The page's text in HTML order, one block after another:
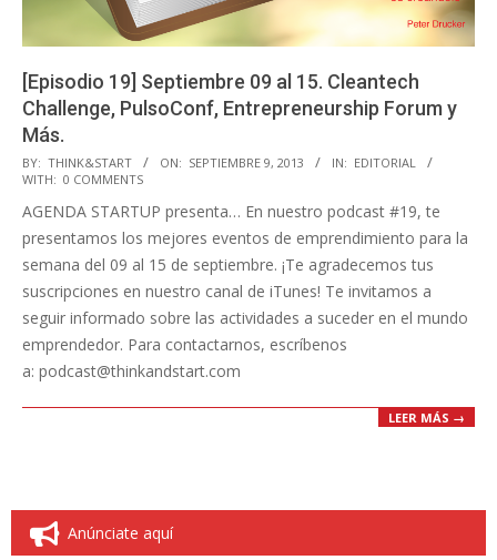
[Episodio 19] Septiembre 09 al 15. Cleantech
Challenge, PulsoConf, Entrepreneurship Forum y
Más.
2013-
09-
09
BY: THINK&START ON: SEPTIEMBRE 9, 2013 IN: EDITORIAL
WITH: 0 COMMENTS
AGENDA STARTUP presenta… En nuestro podcast #19, te
presentamos los mejores eventos de emprendimiento para la
semana del 09 al 15 de septiembre. ¡Te agradecemos tus
suscripciones en nuestro canal de iTunes! Te invitamos a
seguir informado sobre las actividades a suceder en el mundo
emprendedor. Para contactarnos, escríbenos
a: podcast@thinkandstart.com
LEER MÁS →
Anúnciate aquí